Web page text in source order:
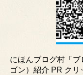
にほんブログ村「
ゴン）紹介 PR ク